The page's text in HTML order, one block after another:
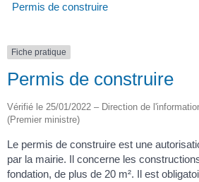
Permis de construire
Fiche pratique
Permis de construire
Vérifié le 25/01/2022 – Direction de
(Premier ministre)
Le permis de construire est une
par la mairie. Il concerne les
fondation, de plus de 20 m². Il est